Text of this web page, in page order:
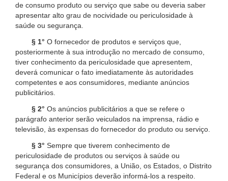
de consumo produto ou serviço que sabe ou deveria saber
apresentar alto grau de nocividade ou periculosidade à
saúde ou segurança.
§ 1° O fornecedor de produtos e serviços que,
posteriormente à sua introdução no mercado de consumo,
tiver conhecimento da periculosidade que apresentem,
deverá comunicar o fato imediatamente às autoridades
competentes e aos consumidores, mediante anúncios
publicitários.
§ 2° Os anúncios publicitários a que se refere o
parágrafo anterior serão veiculados na imprensa, rádio e
televisão, às expensas do fornecedor do produto ou serviço.
§ 3° Sempre que tiverem conhecimento de
periculosidade de produtos ou serviços à saúde ou
segurança dos consumidores, a União, os Estados, o Distrito
Federal e os Municípios deverão informá-los a respeito.